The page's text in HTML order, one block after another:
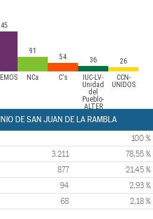
NCa C's
IUC-LV-
Unidad
del
Pueblo-
ALTER
CCN-
UNIDOS
91
54 36 26
DE SAN JUAN DE LA RAMBLA
100 %
3.211 78,55 %
877 21,45 %
94 2,93 %
68 2,18 %